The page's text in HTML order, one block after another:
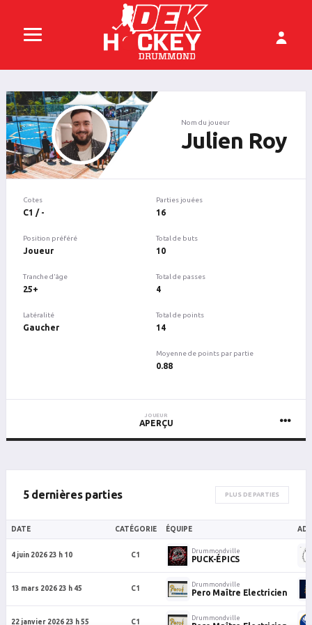
Nom du joueur
Julien Roy
Cotes
C1 / -
Position préféré
Joueur
Tranche d'âge
25+
Latéralité
Gaucher
Parties jouées
16
Total de buts
10
Total de passes
4
Total de points
14
Moyenne de points par partie
0.88
JOUEUR
APERÇU
5 dernières parties PLUS DE PARTIES
DATE CATÉGORIE ÉQUIPE
4 juin 2026 23 h 10 C1
Drummondville
PUCK-ÉPICS
13 mars 2026 23 h 45 C1
Drummondville
Pero Maître Electricien
22 janvier 2026 23 h 55 C1
Drummondville